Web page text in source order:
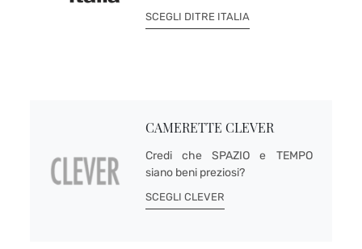
SCEGLI DITRE ITALIA
CAMERETTE CLEVER
Credi che SPAZIO e TEMPO
siano beni preziosi?
SCEGLI CLEVER